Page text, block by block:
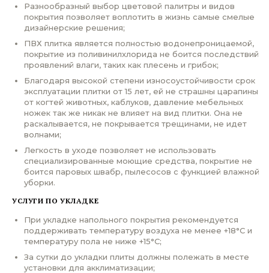
Разнообразный выбор цветовой палитры и видов
покрытия позволяет воплотить в жизнь самые смелые
дизайнерские решения;
ПВХ плитка является полностью водонепроницаемой,
покрытие из поливинилхлорида не боится последствий
проявлений влаги, таких как плесень и грибок;
Благодаря высокой степени износоустойчивости срок
эксплуатации плитки от 15 лет, ей не страшны царапины
от когтей животных, каблуков, давление мебельных
ножек так же никак не влияет на вид плитки. Она не
раскалывается, не покрывается трещинами, не идет
волнами;
Легкость в уходе позволяет не использовать
специализированные моющие средства, покрытие не
боится паровых швабр, пылесосов с функцией влажной
уборки.
УСЛУГИ ПО УКЛАДКЕ
При укладке напольного покрытия рекомендуется
поддерживать температуру воздуха не менее +18°С и
температуру пола не ниже +15°С;
За сутки до укладки плиты должны полежать в месте
установки для акклиматизации;